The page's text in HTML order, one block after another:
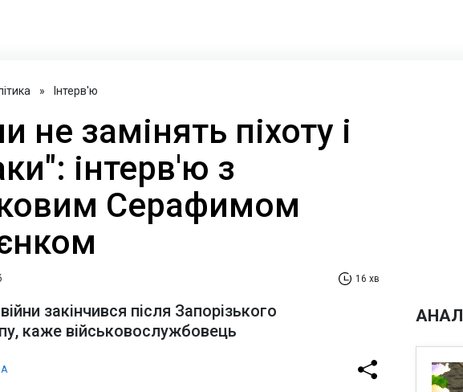
» Інтерв'ю
не замінять піхоту і
інтерв'ю з
Серафимом
16 хв
закінчився після Запорізького
каже військовослужбовець